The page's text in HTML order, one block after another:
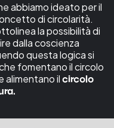
abbiamo ideato per il
di circolarità.
la possibilità di
dalla coscienza
questa logica si
fomentano il circolo
alimentano il circolo